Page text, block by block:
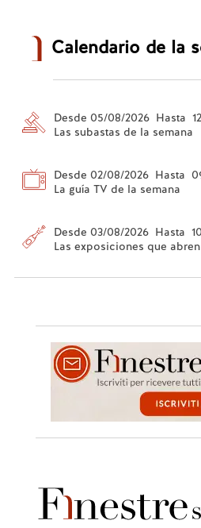
Calendario de la
Desde 05/08/2026 Hasta
Las subastas de la semana
Desde 02/08/2026 Hasta
La guía TV de la semana
Desde 03/08/2026 Hasta
Las exposiciones que